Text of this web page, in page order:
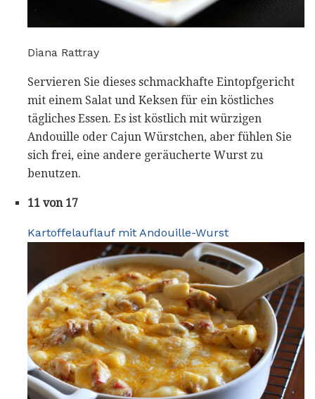
Diana Rattray
Servieren Sie dieses schmackhafte Eintopfgericht
mit einem Salat und Keksen für ein köstliches
tägliches Essen. Es ist köstlich mit würzigen
Andouille oder Cajun Würstchen, aber fühlen Sie
sich frei, eine andere geräucherte Wurst zu
benutzen.
11 von 17
Kartoffelauflauf mit Andouille-Wurst